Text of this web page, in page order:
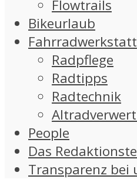
Flowtrails
Bikeurlaub
Fahrradwerkstatt
Radpflege
Radtipps
Radtechnik
People
Das
Transparenz bei